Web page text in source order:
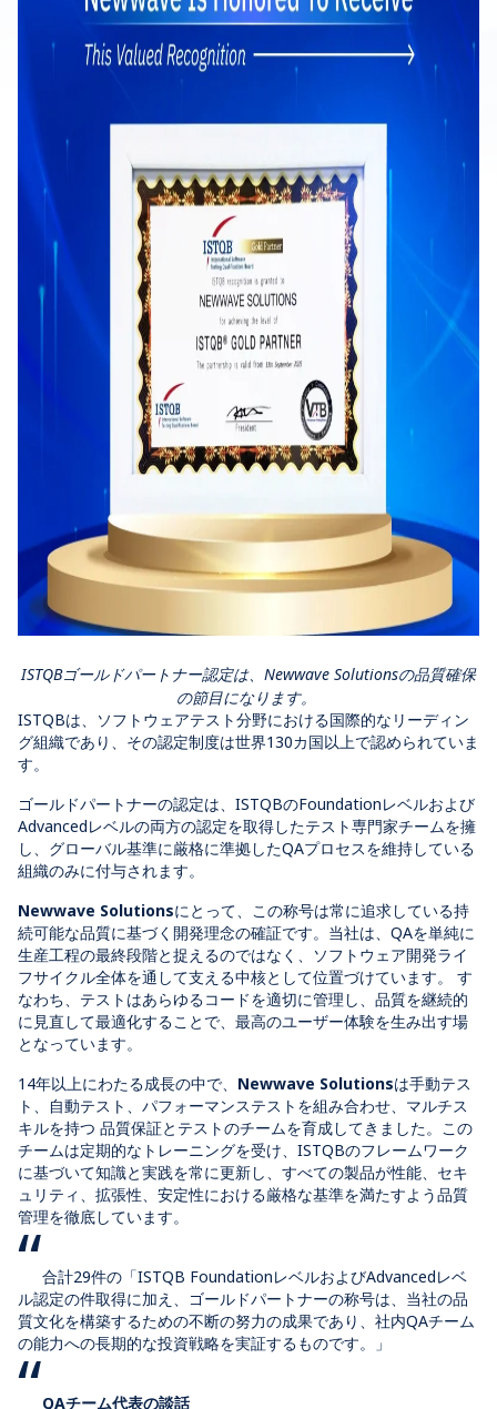
ISTQBゴールドパートナー認定は、Newwave Solutionsの品質確保
の節目になります。
ISTQBは、ソフトウェアテスト分野における国際的なリーディン
グ組織であり、その認定制度は世界130カ国以上で認められていま
す。
ゴールドパートナーの認定は、ISTQBのFoundationレベルおよび
Advancedレベルの両方の認定を取得したテスト専門家チームを擁
し、グローバル基準に厳格に準拠したQAプロセスを維持している
組織のみに付与されます。
Newwave Solutionsにとって、この称号は常に追求している持
続可能な品質に基づく開発理念の確証です。当社は、QAを単純に
生産工程の最終段階と捉えるのではなく、ソフトウェア開発ライ
フサイクル全体を通して支える中核として位置づけています。 す
なわち、 テストはあらゆるコードを適切に管理し、品質を継続的
に見直して最適化することで、最高のユーザー体験を生み出す場
となっています。
14年以上にわたる成長の中で、 Newwave Solutionsは手動テス
ト、自動テスト、パフォーマンステストを組み合わせ、マルチス
キルを持つ 品質保証とテストのチームを育成してきました。
この
チームは定期的なトレーニングを受け、ISTQBのフレームワーク
に基づいて知識と実践を常に更新し、すべての製品が性能、セキ
ュリティ、拡張性、安定性における厳格な基準を満たすよう品質
管理を徹底しています。
合計29件の 「ISTQB FoundationレベルおよびAdvancedレベ
ル認定の件取得に加え、ゴールドパートナーの称号は、当社の品
質文化を構築するための不断の努力の成果であり、社内QAチーム
の能力への長期的な投資戦略を実証するものです。
」
QAチーム代表の談話